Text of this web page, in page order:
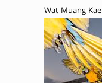
Wat Muang Kae